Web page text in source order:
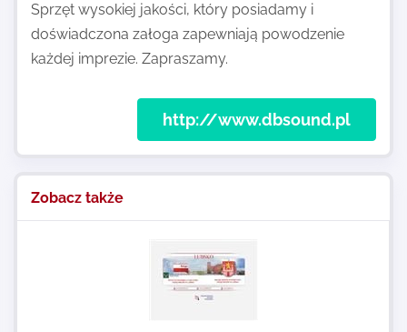
Sprzęt wysokiej jakości, który posiadamy i
doświadczona załoga zapewniają powodzenie
każdej imprezie. Zapraszamy.
http://www.dbsound.pl
Zobacz także